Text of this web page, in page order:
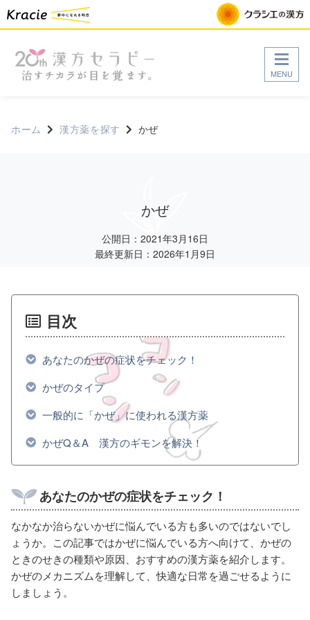
MENU
ホーム 漢方薬を探す かぜ
かぜ
公開日：2021年3月16日
最終更新日：2026年1月9日
目次
あなたのかぜの症状をチェック！
かぜのタイプ
一般的に「かぜ」に使われる漢方薬
かぜQ＆A 漢方のギモンを解決！
あなたのかぜの症状をチェック！
なかなか治らないかぜに悩んでいる方も多いのではないでし
ょうか。この記事ではかぜに悩んでいる方へ向けて、かぜの
ときのせきの種類や原因、おすすめの漢方薬を紹介します。
かぜのメカニズムを理解して、快適な日常を過ごせるように
しましょう。